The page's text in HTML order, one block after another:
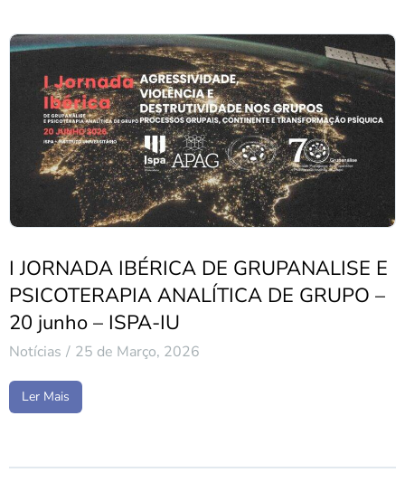
I JORNADA IBÉRICA DE GRUPANALISE E
PSICOTERAPIA ANALÍTICA DE GRUPO –
20 junho – ISPA-IU
Notícias 25 de Março, 2026
Ler Mais